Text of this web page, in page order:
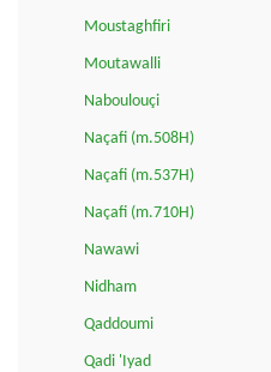
Moustaghfiri
Moutawalli
Naboulouçi
Naçafi (m.508H)
Naçafi (m.537H)
Naçafi (m.710H)
Nawawi
Nidham
Qaddoumi
Qadi 'Iyad